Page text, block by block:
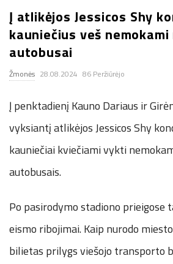
.
c
o
.
u
k
Į atlikėjos Jessicos Shy
kauniečius veš
autobusai
Žmonės 28.08.2024 86 Peržiūrėjo
Į penktadienį Kauno Dariaus ir
vyksiantį atlikėjos Jessicos Shy
kauniečiai kviečiami vykti
autobusais.
Po pasirodymo stadiono prieigose
eismo ribojimai. Kaip nurodo
bilietas prilygs viešojo transporto